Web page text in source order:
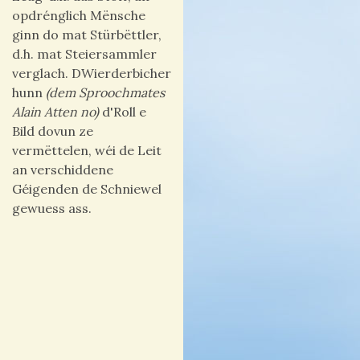
opdrénglich Mënsche
ginn do mat Stürbëttler,
d.h. mat Steiersammler
verglach. DWierderbicher
hunn (dem Sproochmates
Alain Atten no)d'Roll e
Bild dovun ze
vermëttelen, wéi de Leit
an verschiddene
Géigenden de Schniewel
gewuess ass.